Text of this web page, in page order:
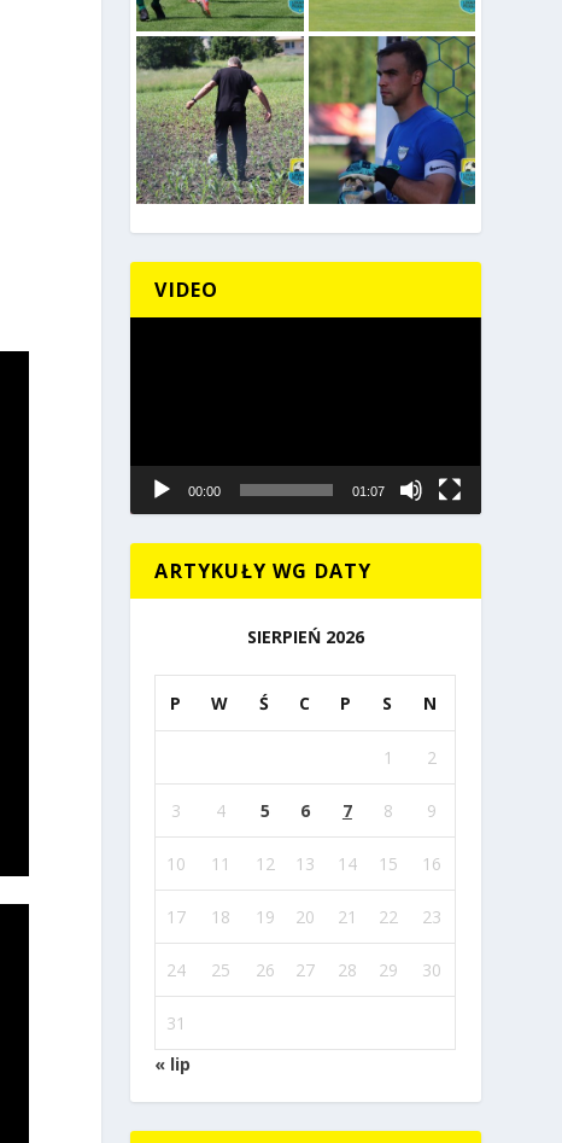
VIDEO
00:00 01:07
ARTYKUŁY WG DATY
SIERPIEŃ 2026
P W Ś C P S N
1 2
3 4 5 6 7 8 9
10 11 12 13 14 15 16
17 18 19 20 21 22 23
24 25 26 27 28 29 30
31
« lip